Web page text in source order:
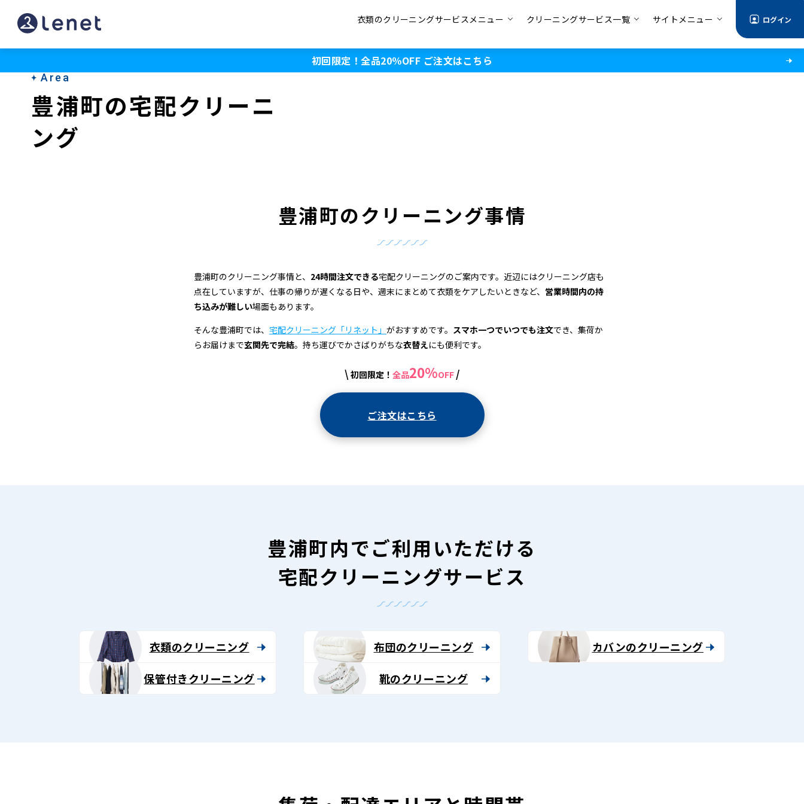
豊
浦
衣類のクリーニングサービスメニュー クリーニングサービス一覧 サイトメニュー ログイン
初回限定！全品20％OFF ご注文はこちら
Area
豊浦町の宅配クリーニ
ング
豊浦町のクリーニング事情
豊浦町のクリーニング事情と、 24時間注文できる宅配クリーニングのご案内です。近辺にはクリーニング店も
点在していますが、仕事の帰りが遅くなる日や、週末にまとめて衣類をケアしたいときなど、 営業時間内の持
ち込みが難しい場面もあります。
そんな豊浦町では、 宅配クリーニング「リネット」 がおすすめです。 スマホ一つでいつでも注文でき、集荷か
らお届けまで玄関先で完結。持ち運びでかさばりがちな衣替えにも便利です。
\ 初回限定！ 全品20%OFF /
ご注文はこちら
豊浦町内でご利用いただける
宅配クリーニングサービス
衣類のクリーニング
保管付きクリーニング
布団のクリーニング
靴のクリーニング
カバンのクリーニング